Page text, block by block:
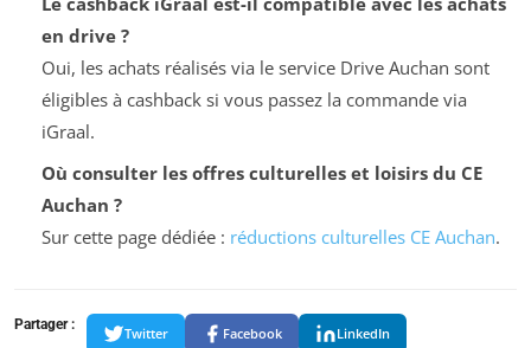
en drive ?
Oui, les achats réalisés via le service Drive Auchan sont
éligibles à cashback si vous passez la commande via
iGraal.
Où consulter les offres culturelles et loisirs du CE
Auchan ?
Sur cette page dédiée : réductions culturelles CE Auchan.
Partager :
Twitter Facebook LinkedIn